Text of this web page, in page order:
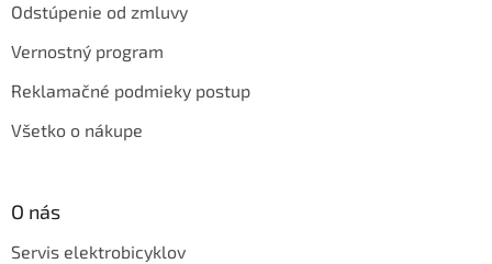
Odstúpenie od zmluvy
Vernostný program
Reklamačné podmieky postup
Všetko o nákupe
O nás
Servis elektrobicyklov